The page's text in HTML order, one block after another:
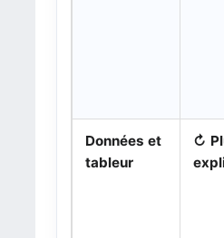
Données et
tableur
↻